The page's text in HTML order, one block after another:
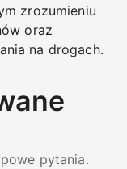
zrozumieniu
oraz
na drogach.
pytania.